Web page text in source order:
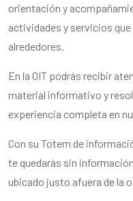
orientación y
actividades y servicios
alrededores.
En la OIT podrás recibir
material informativo y
experiencia completa en
Con su Totem de
te quedarás sin
ubicado justo afuera de la